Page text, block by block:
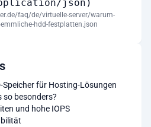
json)
faq/de/virtuelle-server/warum-
hdd-festplatten.json
Speicher für Hosting-Lösungen
so besonders?
und hohe IOPS